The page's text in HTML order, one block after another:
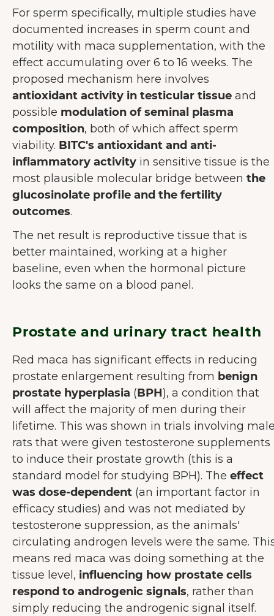
For sperm specifically, multiple studies have
documented increases in sperm count and
motility with maca supplementation, with the
effect accumulating over 6 to 16 weeks. The
proposed mechanism here involves
antioxidant activity in testicular tissue and
possible modulation of seminal plasma
composition, both of which affect sperm
viability. BITC's antioxidant and anti-
inflammatory activity in sensitive tissue is the
most plausible molecular bridge between the
glucosinolate profile and the fertility
outcomes.
The net result is reproductive tissue that is
better maintained, working at a higher
baseline, even when the hormonal picture
looks the same on a blood panel.
Prostate and urinary tract health
Red maca has significant effects in reducing
prostate enlargement resulting from benign
prostate hyperplasia (BPH), a condition that
will affect the majority of men during their
lifetime. This was shown in trials involving
rats that were given testosterone supplements
to induce their prostate growth (this is a
standard model for studying BPH). The effect
was dose-dependent (an important factor in
efficacy studies) and was not mediated by
testosterone suppression, as the animals'
circulating androgen levels were the same.
means red maca was doing something at the
tissue level, influencing how prostate cells
respond to androgenic signals, rather than
simply reducing the androgenic signal itself.